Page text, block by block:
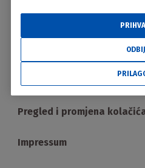
Pregled i promjena
Impressum
ODBIJ